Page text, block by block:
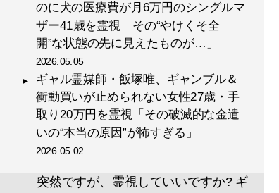
のに犬の医療費が月6万円のシングルマ
ザー41歳を霊視「その“やけくそ全
開”な状態の先に見えたものが…」
2026.05.05
ギャル霊媒師・飯塚唯、ギャンブル＆
衝動買いが止められない女性27歳・手
取り20万円を霊視「その破滅的な金遣
いの“本当の原因”が怖すぎる」
2026.05.02
突然ですが、霊視していいですか? ギ